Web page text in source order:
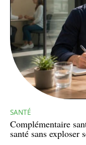
SANTÉ
Complémentaire
santé sans exploser